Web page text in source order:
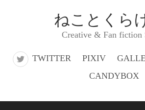
ス
ねことくら
Creative & Fan fiction
TWITTER PIXIV
CANDYBOX